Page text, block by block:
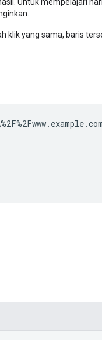
klik yang sama, baris